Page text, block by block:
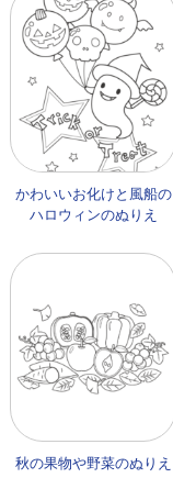
かわいいお化けと風船の
ハロウィンのぬりえ
秋の果物や野菜のぬりえ